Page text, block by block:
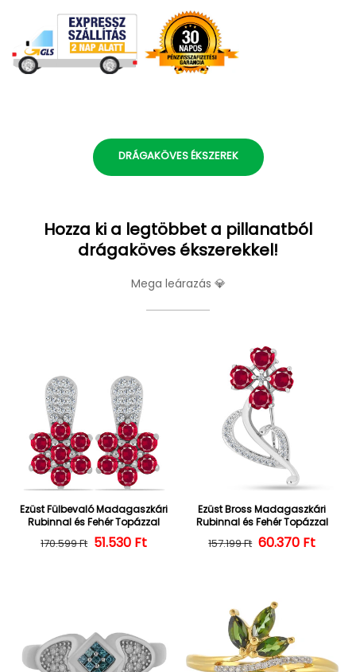
DRÁGAKÖVES ÉKSZEREK
Hozza ki a legtöbbet a pillanatból
drágaköves ékszerekkel!
Mega leárazás 💎
Ezüst Fülbevaló Madagaszkári
Rubinnal és Fehér Topázzal
Normál ár
170.599 Ft Kedvezményes ár
51.530 Ft
Ezüst Bross Madagaszkári
Rubinnal és Fehér Topázzal
Normál ár
157.199 Ft 60.370 Ft